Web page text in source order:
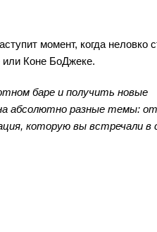
момент, когда неловко
Коне БоДжеке.
баре и получить новые
абсолютно разные темы: от
которую вы встречали в